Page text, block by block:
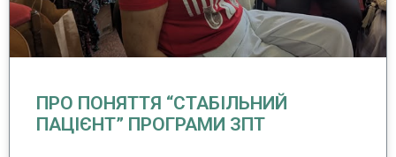
ПРО ПОНЯТТЯ “СТАБІЛЬНИЙ
ПАЦІЄНТ” ПРОГРАМИ ЗПТ